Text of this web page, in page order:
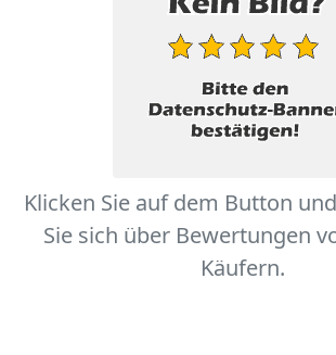
Klicken Sie auf dem Button
Sie sich über Bewertungen
Käufern.